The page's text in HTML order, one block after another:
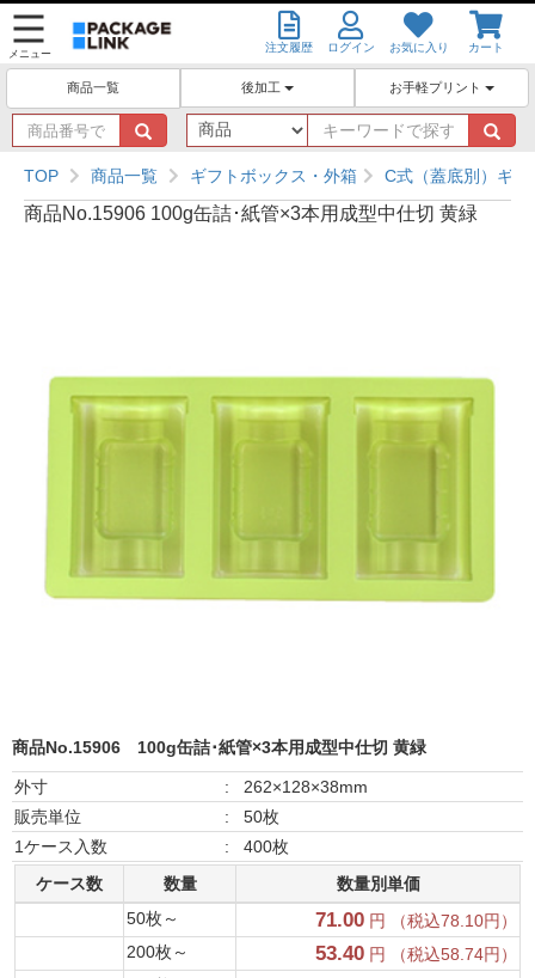
メニュー 注文履歴 ログイン お気に入り カート
商品一覧 後加工 お手軽プリント
商
品
番
号
で
キ
ー
ワ
ー
ド
TOP 商品一覧 ギフトボックス・外箱 C式（蓋底別）ギフ
商品No.15906 100g缶詰･紙管×3本用成型中仕切 黄緑
商品No.15906 100g缶詰･紙管×3本用成型中仕切 黄緑
外寸 :
262×128×38mm
販売単位
:
50枚
1ケース入数
:
400枚
ケース数
数量
数量別単価
50枚～
71.00 円 （税込78.10円）
200枚～
53.40 円 （税込58.74円）